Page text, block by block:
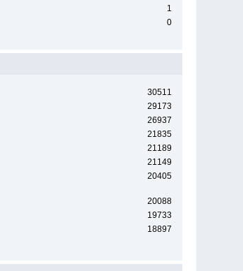
1
0
30511
29173
26937
21835
21189
21149
20405
20088
19733
18897